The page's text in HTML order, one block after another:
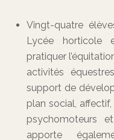
Vingt-quatre
Lycée horticole
pratiquer
activités
support de
plan social,
psychomoteurs
apporte